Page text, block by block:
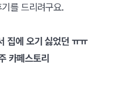
를 드리려구요.
집에 오기 싫었던 ㅠㅠ
카페스토리